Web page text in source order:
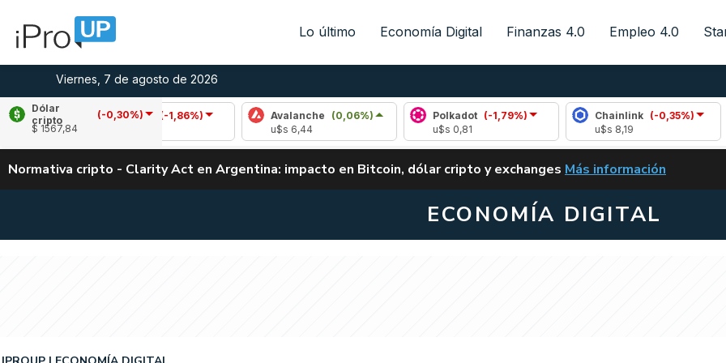
Lo último Economía Digital Finanzas 4.0 Empleo 4.0
Viernes, 7 de agosto de 2026
Dólar
cripto
(-0,30%)
$ 1567,84
Cardano (-1,86%)
u$s 0,20
Avalanche (0,06%)
Polkadot
(-1,79%)
Chainlink (-0,35%)
Normativa cripto - Clarity Act en Argentina: impacto en Bitcoin, dólar cripto y exchanges CLARITY ACT EN
Más información
ECONOMÍA DIGITAL